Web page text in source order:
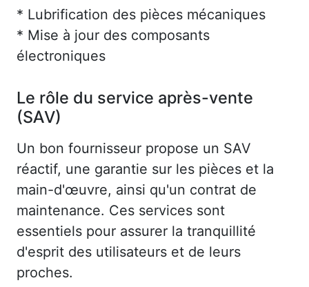
* Lubrification des pièces mécaniques
* Mise à jour des composants
électroniques
Le rôle du service après-vente
(SAV)
Un bon fournisseur propose un SAV
réactif, une garantie sur les pièces et la
main-d'œuvre, ainsi qu'un contrat de
maintenance. Ces services sont
essentiels pour assurer la tranquillité
d'esprit des utilisateurs et de leurs
proches.